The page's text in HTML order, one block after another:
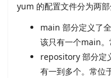
yum 的配置文件分为两
main 部分定义了
该只有一个main
repository 部分定
有一到多个。常